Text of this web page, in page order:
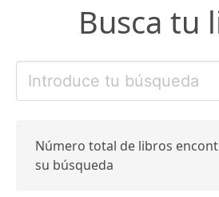
Busca tu
Número total de libros
su búsqueda